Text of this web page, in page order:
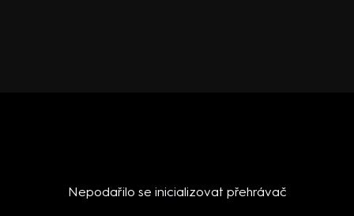
Nepodařilo se inicializovat přehrávač